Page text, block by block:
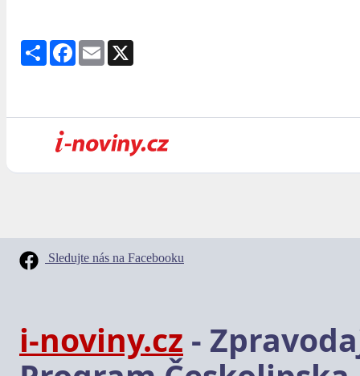
Share Facebook
Email
Sledujte nás na Facebooku
i-noviny.cz -